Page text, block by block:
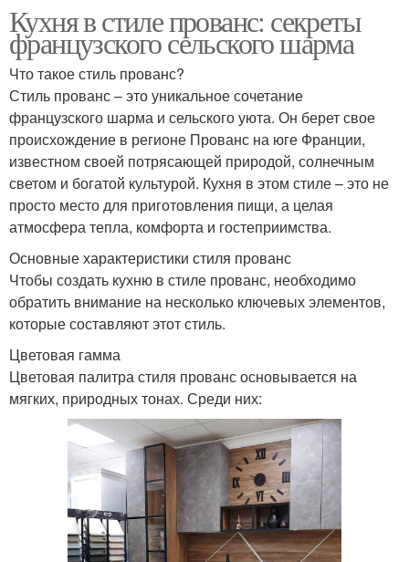
Кухня в стиле прованс: секреты
французского сельского шарма
Что такое стиль прованс?
Стиль прованс – это уникальное сочетание
французского шарма и сельского уюта. Он берет свое
происхождение в регионе Прованс на юге Франции,
известном своей потрясающей природой, солнечным
светом и богатой культурой. Кухня в этом стиле – это не
просто место для приготовления пищи, а целая
атмосфера тепла, комфорта и гостеприимства.
Основные характеристики стиля прованс
Чтобы создать кухню в стиле прованс, необходимо
обратить внимание на несколько ключевых элементов,
которые составляют этот стиль.
Цветовая гамма
Цветовая палитра стиля прованс основывается на
мягких, природных тонах. Среди них: